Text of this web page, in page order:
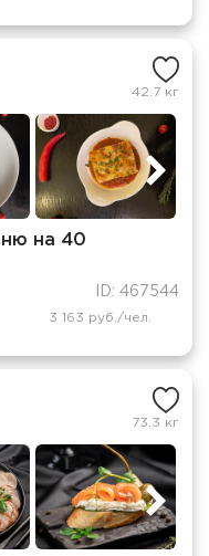
42.7 кг
на 40
ID: 467544
3 163 руб./чел.
73.3 кг